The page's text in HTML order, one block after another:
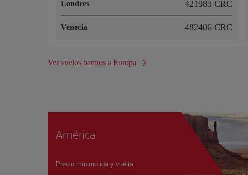
Londres 421983 CRC
Venecia 482406 CRC
Ver vuelos baratos a Europa
América
Precio mínimo ida y vuelta